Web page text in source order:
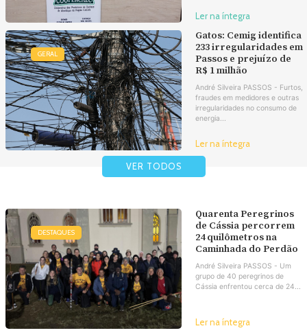
Ler na íntegra
GERAL
Gatos: Cemig identifica
233 irregularidades em
Passos e prejuízo de
R$ 1 milhão
André Silveira PASSOS - Furtos,
fraudes em medidores e outras
irregularidades no consumo de
energia...
Ler na íntegra
VER TODOS
DESTAQUES
Quarenta Peregrinos
de Cássia percorrem
24 quilômetros na
Caminhada do Perdão
André Silveira PASSOS - Um
grupo de 40 peregrinos de
Cássia enfrentou cerca de 24...
Ler na íntegra